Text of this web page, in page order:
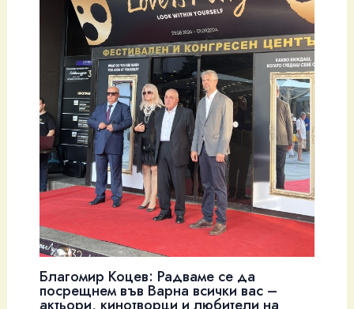
Благомир Коцев: Радваме се да
посрещнем във Варна всички вас –